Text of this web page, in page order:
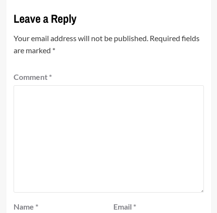
Leave a Reply
Your email address will not be published. Required fields
are marked *
Comment *
Name * Email *